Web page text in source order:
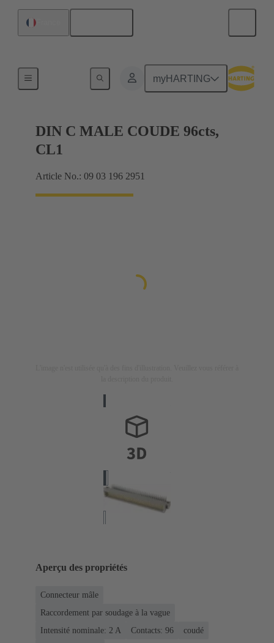
myHARTING
Raccordement carte mère à carte fille
DIN C MALE COUDE 96cts,
CL1
Article No.: 09 03 196 2951
Aperçu des propriétés
Connecteur mâle
Raccordement par soudage à la vague
Intensité nominale: ‌2 A
Contacts: 96
coudé